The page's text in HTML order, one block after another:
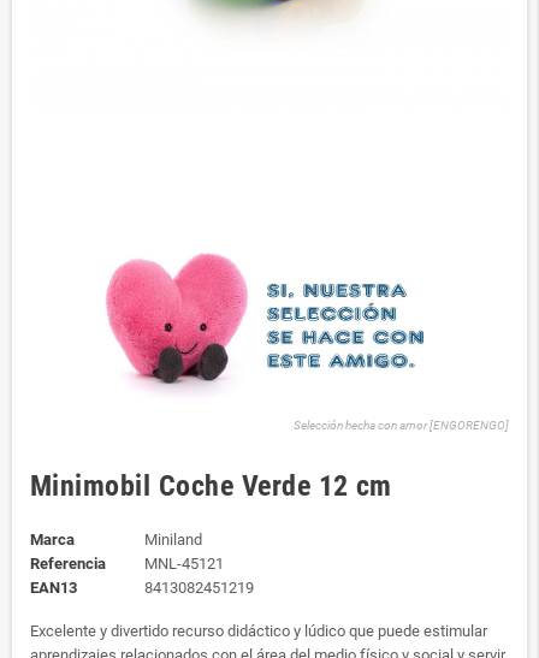
Selección hecha con amor [ENGORENGO]
Minimobil Coche Verde 12 cm
Marca
Miniland
Referencia
MNL-45121
EAN13
8413082451219
Excelente y divertido recurso didáctico y lúdico que puede estimular